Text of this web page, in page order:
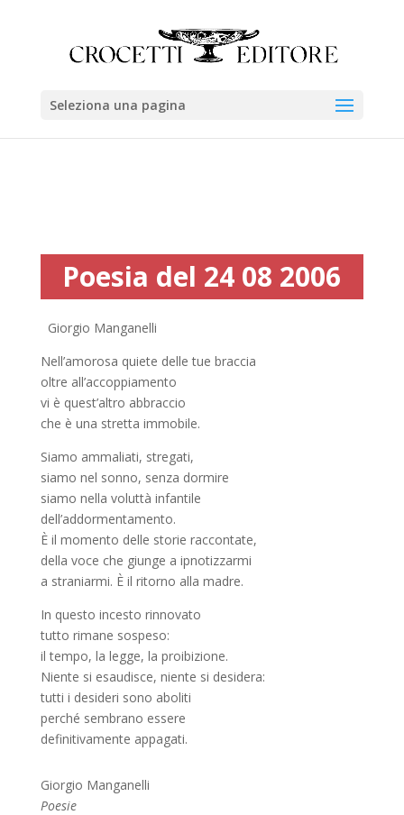
Seleziona una pagina
Poesia del 24 08 2006
Giorgio Manganelli
Nell’amorosa quiete delle tue braccia
oltre all’accoppiamento
vi è quest’altro abbraccio
che è una stretta immobile.
Siamo ammaliati, stregati,
siamo nel sonno, senza dormire
siamo nella voluttà infantile
dell’addormentamento.
È il momento delle storie raccontate,
della voce che giunge a ipnotizzarmi
a straniarmi. È il ritorno alla madre.
In questo incesto rinnovato
tutto rimane sospeso:
il tempo, la legge, la proibizione.
Niente si esaudisce, niente si desidera:
tutti i desideri sono aboliti
perché sembrano essere
definitivamente appagati.
Giorgio Manganelli
Poesie